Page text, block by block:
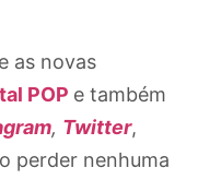
as novas
POP e também
, Twitter,
perder nenhuma